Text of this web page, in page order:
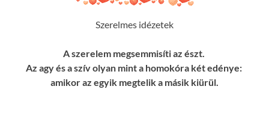
Szerelmes idézetek
A szerelem megsemmisíti az észt.
Az agy és a szív olyan mint a homokóra két edénye:
amikor az egyik megtelik a másik kiürül.